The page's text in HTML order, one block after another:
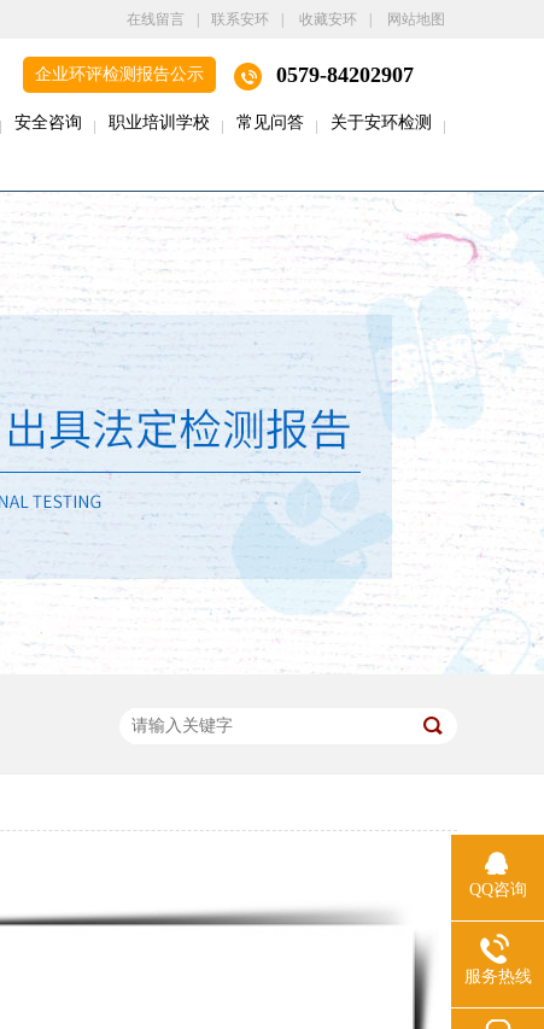
在线留言 联系安环 收藏安环 网站地图
企业环评检测报告公示 0579-84202907
安全咨询 职业培训学校 常见问答 关于安环检测
QQ咨询
服务热线